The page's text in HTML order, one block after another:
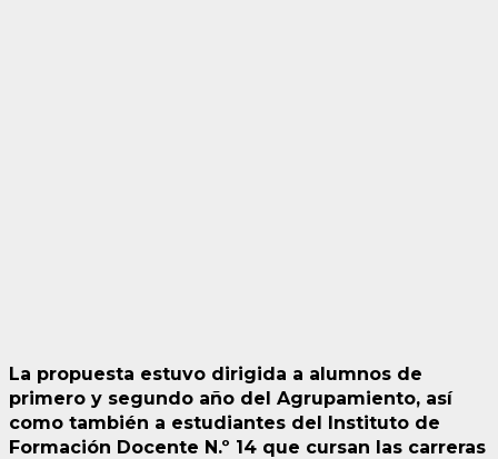
La propuesta estuvo dirigida a alumnos de
primero y segundo año del Agrupamiento, así
como también a estudiantes del Instituto de
Formación Docente N.º 14 que cursan las carreras